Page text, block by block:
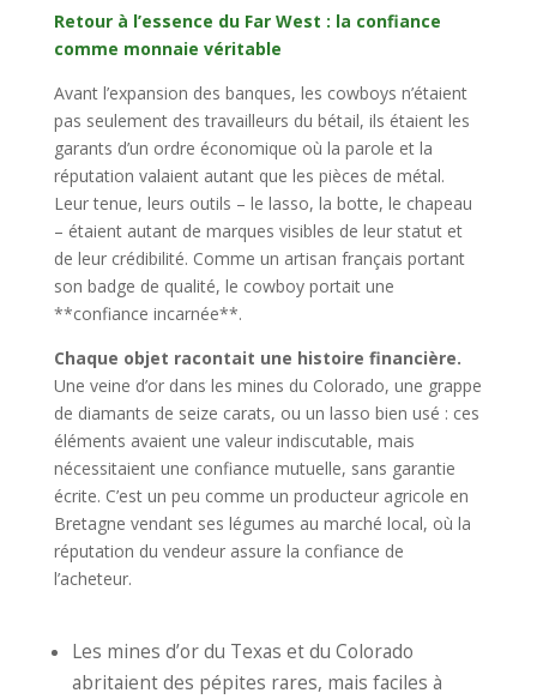
Retour à l’essence du Far West : la confiance
comme monnaie véritable
Avant l’expansion des banques, les cowboys n’étaient
pas seulement des travailleurs du bétail, ils étaient les
garants d’un ordre économique où la parole et la
réputation valaient autant que les pièces de métal.
Leur tenue, leurs outils – le lasso, la botte, le chapeau
– étaient autant de marques visibles de leur statut et
de leur crédibilité. Comme un artisan français portant
son badge de qualité, le cowboy portait une
**confiance incarnée**.
Chaque objet racontait une histoire financière.
Une veine d’or dans les mines du Colorado, une grappe
de diamants de seize carats, ou un lasso bien usé : ces
éléments avaient une valeur indiscutable, mais
nécessitaient une confiance mutuelle, sans garantie
écrite. C’est un peu comme un producteur agricole en
Bretagne vendant ses légumes au marché local, où la
réputation du vendeur assure la confiance de
l’acheteur.
Les mines d’or du Texas et du Colorado
abritaient des pépites rares, mais faciles à